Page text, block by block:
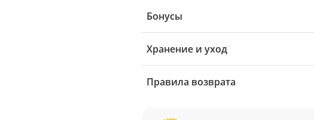
Бонусы
Хранение и уход
Правила возврата